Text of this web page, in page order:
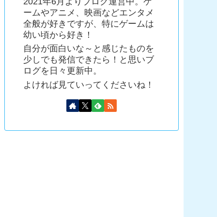
ームやアニメ、映画などエンタメ
全般が好きですが、特にゲームは
幼い頃から好き！
自分が面白いな～と感じたものを
少しでも発信できたら！と思いブ
ログを日々更新中。
よければ見ていってくださいね！